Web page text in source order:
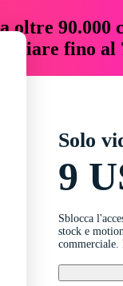
oltre
fino al
Solo
9
Sblocca
stock e
commerciale.